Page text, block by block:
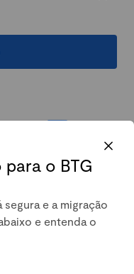
da
o BTG
e a migração
e entenda o